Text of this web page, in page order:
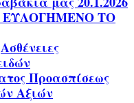
ΕΥΛΟΓΗΜΕΝΟ ΤΟ
Ασθένειες
Προασπίσεως
Αξιών